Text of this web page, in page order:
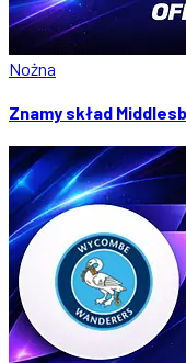
Nożna
Znamy skład